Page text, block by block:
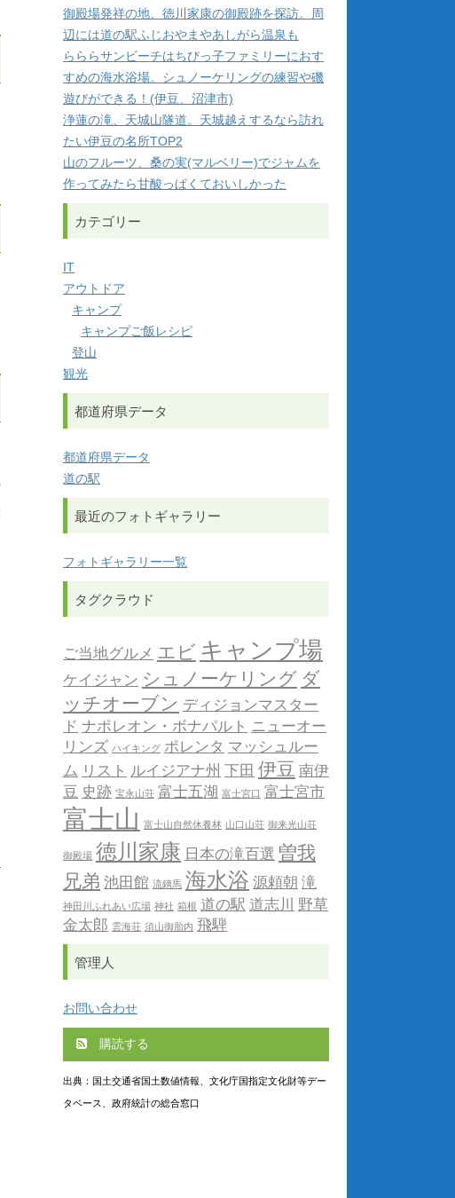
御殿場発祥の地、徳川家康の御殿跡を探訪。周
辺には道の駅ふじおやまやあしがら温泉も
らららサンビーチはちびっ子ファミリーにおす
すめの海水浴場。シュノーケリングの練習や磯
遊びができる！(伊豆、沼津市)
浄蓮の滝、天城山隧道。天城越えするなら訪れ
たい伊豆の名所TOP2
山のフルーツ、桑の実(マルベリー)でジャムを
作ってみたら甘酸っぱくておいしかった
カテゴリー
IT
アウトドア
キャンプ
キャンプご飯レシピ
登山
観光
都道府県データ
都道府県データ
道の駅
最近のフォトギャラリー
フォトギャラリー一覧
タグクラウド
ご当地グルメ エビ キャンプ場
ケイジャン シュノーケリング ダ
ッチオーブン ディジョンマスター
ド ナポレオン・ボナパルト ニューオー
リンズ ハイキング ポレンタ マッシュルー
ム リスト ルイジアナ州 下田 伊豆 南伊
豆 史跡 宝永山荘 富士五湖 富士宮口 富士宮市
富士山 富士山自然休養林 山口山荘 御来光山荘
御殿場 徳川家康 日本の滝百選 曽我
兄弟 池田館 流鏑馬 海水浴 源頼朝 滝
神田川ふれあい広場 神社 箱根 道の駅 道志川 野草
金太郎 雲海荘 須山御胎内 飛騨
管理人
お問い合わせ
購読する
出典：国土交通省国土数値情報、文化庁国指定文化財等デー
タベース、政府統計の総合窓口